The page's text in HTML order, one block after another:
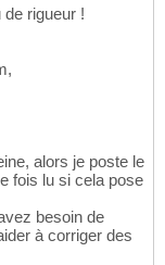
rigueur !
alors je poste le
fois lu si cela pose
besoin de
à corriger des